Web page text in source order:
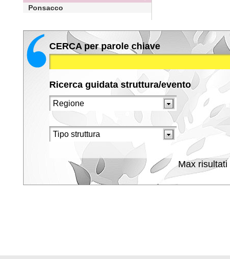
Ponsacco
CERCA per parole chiave
Ricerca guidata struttura/evento
Max risultati